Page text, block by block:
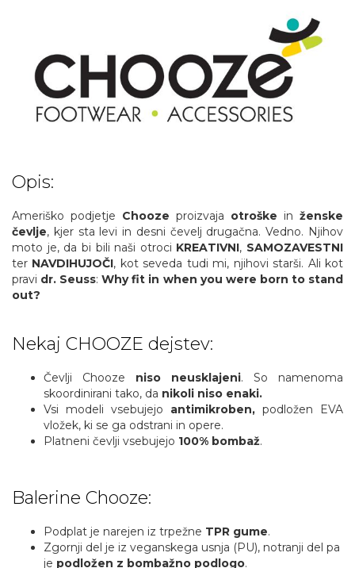
Opis:
Ameriško podjetje Chooze proizvaja otroške in ženske
čevlje, kjer sta levi in desni čevelj drugačna. Vedno. Njihov
moto je, da bi bili naši otroci KREATIVNI, SAMOZAVESTNI
ter NAVDIHUJOČI, kot seveda tudi mi, njihovi starši. Ali kot
pravi dr. Seuss:Why fit in when you were born to stand
out?
Nekaj CHOOZE dejstev:
Čevlji Chooze niso neusklajeni. So namenoma
skoordinirani tako, da nikoli niso enaki.
Vsi modeli vsebujejo antimikroben, podložen EVA
vložek, ki se ga odstrani in opere.
Platneni čevlji vsebujejo 100% bombaž.
Balerine Chooze:
Podplat je narejen iz trpežne TPR gume.
Zgornji del je iz veganskega usnja (PU), notranji del pa
je podložen z bombažno podlogo.